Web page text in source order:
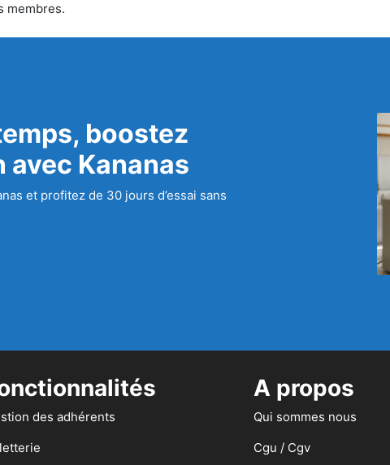
membres.
boostez
Kananas
et profitez de 30 jours d’essai sans
des adhérents
A propos
Qui sommes nous
Cgu / Cgv